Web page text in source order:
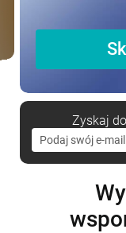
Zyskaj